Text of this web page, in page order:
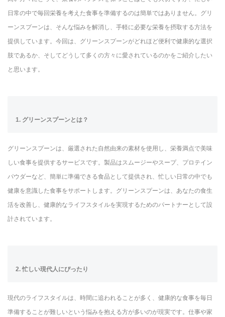
日常の中で毎回栄養を考えた食事を準備するのは簡単ではありません。グリ
ーンスプーンは、そんな悩みを解消し、手軽に必要な栄養を摂取する方法を
提供しています。今回は、グリーンスプーンがどれほど便利で健康的な選択
肢であるか、そしてどうして多くの方々に愛されているのかをご紹介したい
と思います。
1. グリーンスプーンとは？
グリーンスプーンは、厳選された自然由来の素材を使用し、栄養満点で美味
しい食事を提供するサービスです。製品はスムージーやスープ、プロテイン
パウダーなど、簡単に準備できる食品として提供され、忙しい日常の中でも
健康を意識した食事をサポートします。グリーンスプーンは、あなたの食生
活を改善し、健康的なライフスタイルを実現するためのパートナーとして設
計されています。
2. 忙しい現代人にぴったり
現代のライフスタイルは、時間に追われることが多く、健康的な食事を毎日
準備することが難しいという悩みを抱える方が多いのが現実です。仕事や家